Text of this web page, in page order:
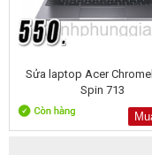
Sửa laptop Acer
Spin 713